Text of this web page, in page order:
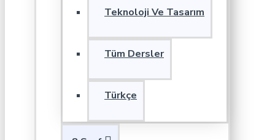
Teknoloji Ve Tasarım
Tüm Dersler
Türkçe